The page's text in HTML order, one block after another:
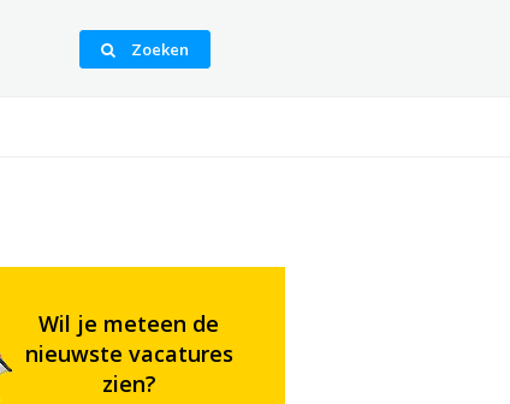
Zoeken
Wil je meteen de
nieuwste vacatures
zien?